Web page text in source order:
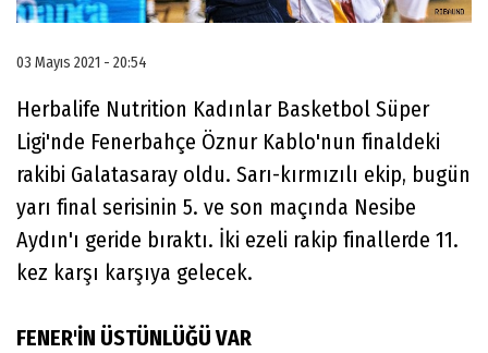
03 Mayıs 2021 - 20:54
Herbalife Nutrition Kadınlar Basketbol Süper
Ligi'nde Fenerbahçe Öznur Kablo'nun finaldeki
rakibi Galatasaray oldu. Sarı-kırmızılı ekip, bugün
yarı final serisinin 5. ve son maçında Nesibe
Aydın'ı geride bıraktı. İki ezeli rakip finallerde 11.
kez karşı karşıya gelecek.
FENER'İN ÜSTÜNLÜĞÜ VAR